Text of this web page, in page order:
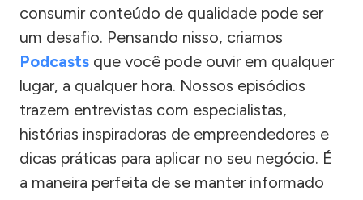
consumir conteúdo de qualidade pode ser
um desafio. Pensando nisso, criamos
Podcasts que você pode ouvir em qualquer
lugar, a qualquer hora. Nossos episódios
trazem entrevistas com especialistas,
histórias inspiradoras de empreendedores e
dicas práticas para aplicar no seu negócio. É
a maneira perfeita de se manter informado